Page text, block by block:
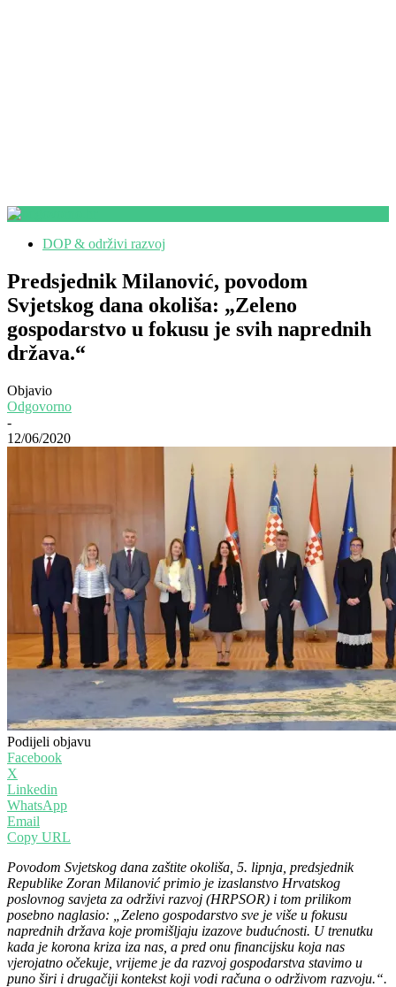
DOP & održivi razvoj
Predsjednik Milanović, povodom
Svjetskog dana okoliša: „Zeleno
gospodarstvo u fokusu je svih naprednih
država.“
Objavio
Odgovorno
-
12/06/2020
Podijeli objavu
Facebook
X
Linkedin
WhatsApp
Email
Copy URL
Povodom Svjetskog dana zaštite okoliša, 5. lipnja, predsjednik
Republike Zoran Milanović primio je izaslanstvo Hrvatskog
poslovnog savjeta za održivi razvoj (HRPSOR) i tom prilikom
posebno naglasio: „Zeleno gospodarstvo sve je više u fokusu
naprednih država koje promišljaju izazove budućnosti. U trenutku
kada je korona kriza iza nas, a pred onu financijsku koja nas
vjerojatno očekuje, vrijeme je da razvoj gospodarstva stavimo u
puno širi i drugačiji kontekst koji vodi računa o održivom razvoju.“.